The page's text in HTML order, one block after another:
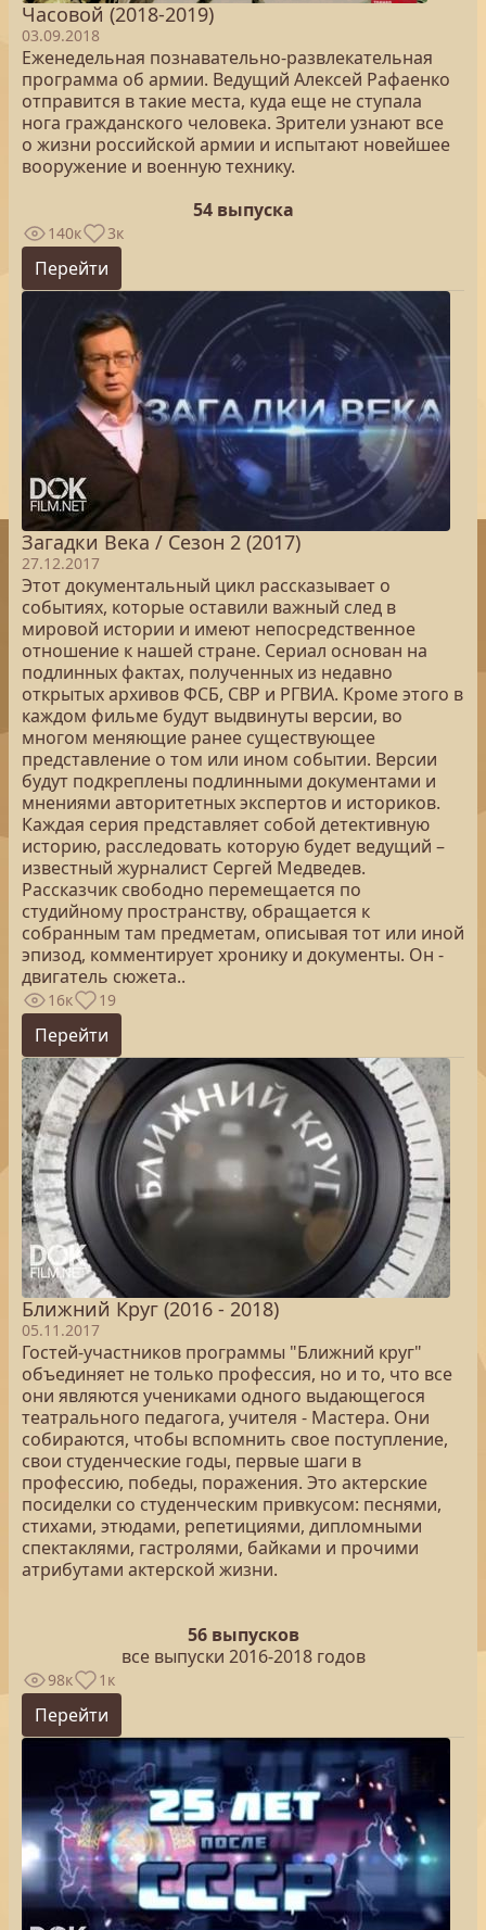
Часовой (2018-2019)
03.09.2018
Еженедельная познавательно-развлекательная
программа об армии. Ведущий Алексей Рафаенко
отправится в такие места, куда еще не ступала
нога гражданского человека. Зрители узнают все
о жизни российской армии и испытают новейшее
вооружение и военную технику.
54 выпуска
140к 3к
Перейти
Загадки Века / Сезон 2 (2017)
27.12.2017
Этот документальный цикл рассказывает о
событиях, которые оставили важный след в
мировой истории и имеют непосредственное
отношение к нашей стране. Сериал основан на
подлинных фактах, полученных из недавно
открытых архивов ФСБ, СВР и РГВИА. Кроме этого в
каждом фильме будут выдвинуты версии, во
многом меняющие ранее существующее
представление о том или ином событии. Версии
будут подкреплены подлинными документами и
мнениями авторитетных экспертов и историков.
Каждая серия представляет собой детективную
историю, расследовать которую будет ведущий –
известный журналист Сергей Медведев.
Рассказчик свободно перемещается по
студийному пространству, обращается к
собранным там предметам, описывая тот или иной
эпизод, комментирует хронику и документы. Он -
двигатель сюжета..
16к 19
Перейти
Ближний Круг (2016 - 2018)
05.11.2017
Гостей-участников программы "Ближний круг"
объединяет не только профессия, но и то, что все
они являются учениками одного выдающегося
театрального педагога, учителя - Мастера. Они
собираются, чтобы вспомнить свое поступление,
свои студенческие годы, первые шаги в
профессию, победы, поражения. Это актерские
посиделки со студенческим привкусом: песнями,
стихами, этюдами, репетициями, дипломными
спектаклями, гастролями, байками и прочими
атрибутами актерской жизни.
56 выпусков
все выпуски 2016-2018 годов
98к 1к
Перейти